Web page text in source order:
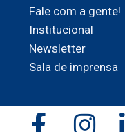
Fale com a gente!
Institucional
Newsletter
Sala de imprensa